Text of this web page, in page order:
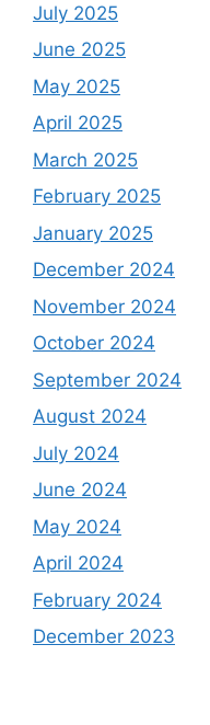
July 2025
June 2025
May 2025
April 2025
March 2025
February 2025
January 2025
December 2024
November 2024
October 2024
September 2024
August 2024
July 2024
June 2024
May 2024
April 2024
February 2024
December 2023